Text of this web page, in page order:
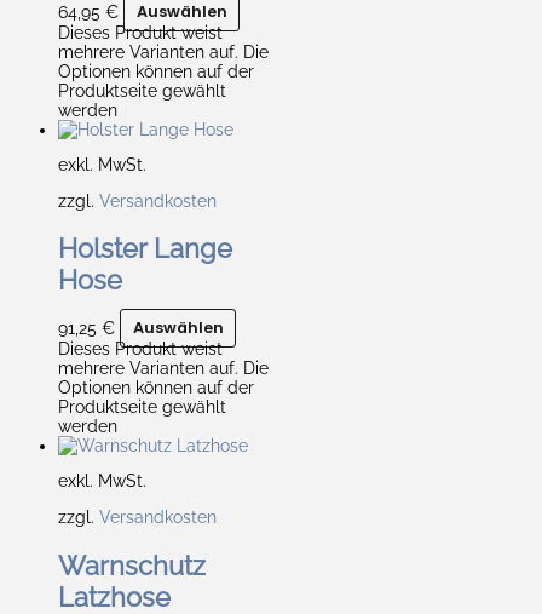
64,95 € Auswählen
Dieses Produkt weist
mehrere Varianten auf. Die
Optionen können auf der
Produktseite gewählt
werden
exkl. MwSt.
zzgl. Versandkosten
Holster Lange
Hose
91,25 € Auswählen
Dieses Produkt weist
mehrere Varianten auf. Die
Optionen können auf der
Produktseite gewählt
werden
exkl. MwSt.
zzgl. Versandkosten
Warnschutz
Latzhose